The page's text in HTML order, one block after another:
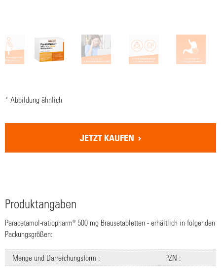
* Abbildung ähnlich
JETZT KAUFEN
Produktangaben
Paracetamol-ratiopharm® 500 mg Brausetabletten - erhältlich in folgenden
Packungsgrößen:
Menge und Darreichungsform : PZN :